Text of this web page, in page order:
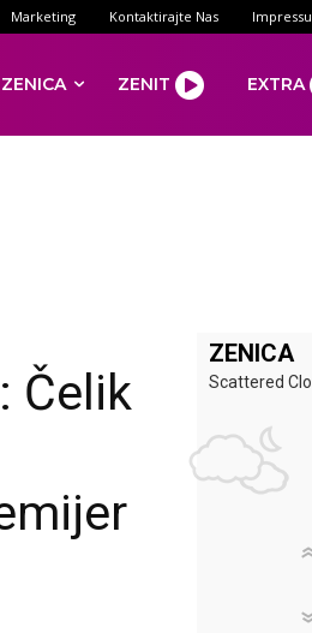
Marketing Kontaktirajte Nas
ZENICA ZENIT EXTRA
Čelik
ZENICA
Scattered